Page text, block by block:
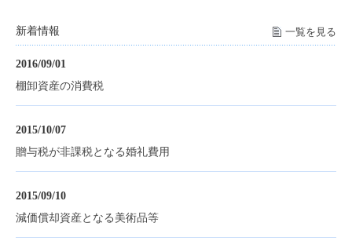
新着情報 一覧を見る
2016/09/01
棚卸資産の消費税
2015/10/07
贈与税が非課税となる婚礼費用
2015/09/10
減価償却資産となる美術品等